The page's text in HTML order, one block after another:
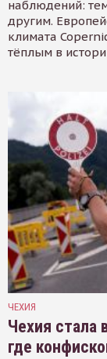
наблюдений:
другим.
климата
тёплым в
ЧЕХИЯ
Чехия стала
где